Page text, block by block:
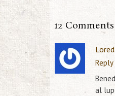
12 Comments
Reply
al